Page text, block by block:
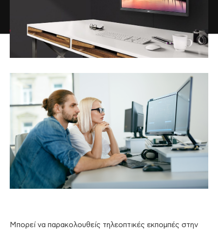
Μπορεί να παρακολουθείς τηλεοπτικές εκπομπές στην